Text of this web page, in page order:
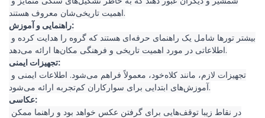
اهمیت تاریخی‌شان معروف هستند.
راهنمایی و آموزش:
اطلاعاتی در مورد اهمیت تاریخی و فرهنگی مکان‌ها ارائه می‌دهد.
تجهیزات ایمنی:
آموزش‌های ابتدایی برای سوارکاران کم‌تجربه ارائه می‌شود.
عکاسی: